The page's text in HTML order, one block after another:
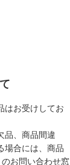
はお受けしてお
品、商品間違
場合には、商品
お問い合わせ窓